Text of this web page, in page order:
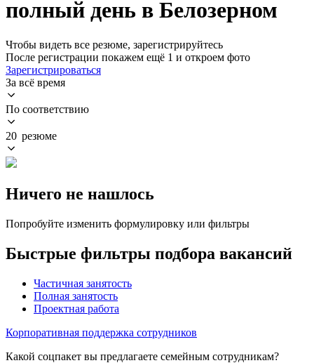
полный день в Белозерном
Чтобы видеть все резюме, зарегистрируйтесь
После регистрации покажем ещё 1 и откроем фото
Зарегистрироваться
За всё время
По соответствию
20 резюме
Ничего не нашлось
Попробуйте изменить формулировку или фильтры
Быстрые фильтры подбора вакансий
Частичная занятость
Полная занятость
Проектная работа
Корпоративная поддержка сотрудников
Какой соцпакет вы предлагаете семейным сотрудникам?